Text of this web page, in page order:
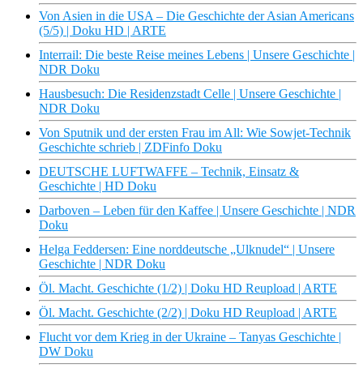
Von Asien in die USA – Die Geschichte der Asian Americans
(5/5) | Doku HD | ARTE
Interrail: Die beste Reise meines Lebens | Unsere Geschichte |
NDR Doku
Hausbesuch: Die Residenzstadt Celle | Unsere Geschichte |
NDR Doku
Von Sputnik und der ersten Frau im All: Wie Sowjet-Technik
Geschichte schrieb | ZDFinfo Doku
DEUTSCHE LUFTWAFFE – Technik, Einsatz &
Geschichte | HD Doku
Darboven – Leben für den Kaffee | Unsere Geschichte | NDR
Doku
Helga Feddersen: Eine norddeutsche „Ulknudel“ | Unsere
Geschichte | NDR Doku
Öl. Macht. Geschichte (1/2) | Doku HD Reupload | ARTE
Öl. Macht. Geschichte (2/2) | Doku HD Reupload | ARTE
Flucht vor dem Krieg in der Ukraine – Tanyas Geschichte |
DW Doku